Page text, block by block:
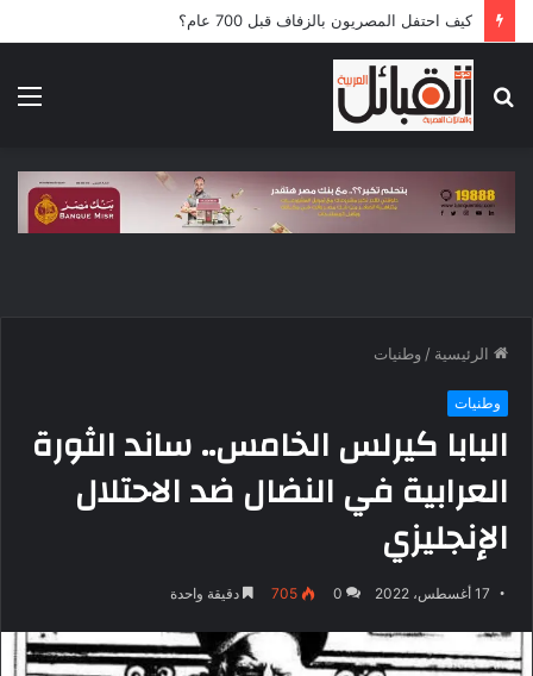
كيف احتفل المصريون بالزفاف قبل 700 عام؟
عن
الرئيسية / وطنيات
وطنيات
البابا كيرلس الخامس.. ساند الثورة
العرابية في النضال ضد الاحتلال
الإنجليزي
17 أغسطس، 2022 0
705 دقيقة واحدة